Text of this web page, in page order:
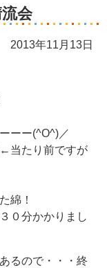
会
2013年11月13日
ーー(^O^)／
当たり前ですが
綿！
０分かかりまし
るので・・・終